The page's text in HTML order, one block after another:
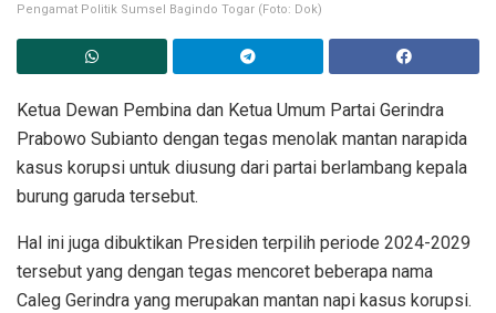
Pengamat Politik Sumsel Bagindo Togar (Foto: Dok)
Ketua Dewan Pembina dan Ketua Umum Partai Gerindra
Prabowo Subianto dengan tegas menolak mantan narapida
kasus korupsi untuk diusung dari partai berlambang kepala
burung garuda tersebut.
Hal ini juga dibuktikan Presiden terpilih periode 2024-2029
tersebut yang dengan tegas mencoret beberapa nama
Caleg Gerindra yang merupakan mantan napi kasus korupsi.